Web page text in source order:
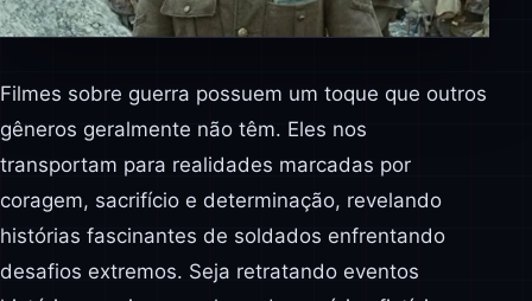
Filmes sobre guerra possuem um toque que outros
gêneros geralmente não têm. Eles nos
transportam para realidades marcadas por
coragem, sacrifício e determinação, revelando
histórias fascinantes de soldados enfrentando
desafios extremos. Seja retratando eventos